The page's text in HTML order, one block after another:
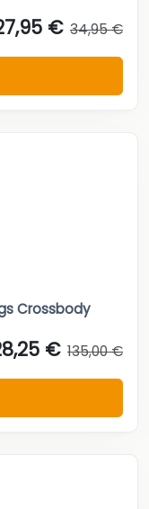
€ 34,95 €
Crossbody
€ 135,00 €